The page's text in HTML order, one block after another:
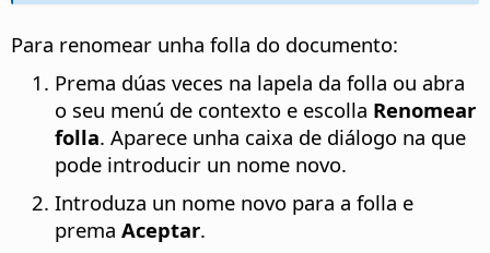
Para renomear unha folla do documento:
Prema dúas veces na lapela da folla ou abra
o seu menú de contexto e escolla Renomear
folla. Aparece unha caixa de diálogo na que
pode introducir un nome novo.
Introduza un nome novo para a folla e
prema Aceptar.